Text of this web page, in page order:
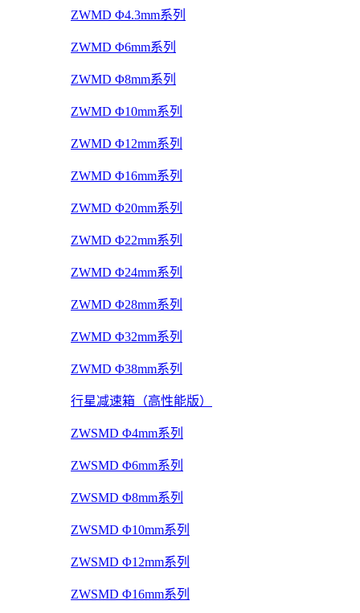
ZWMD Φ4.3mm系列
ZWMD Φ6mm系列
ZWMD Φ8mm系列
ZWMD Φ10mm系列
ZWMD Φ12mm系列
ZWMD Φ16mm系列
ZWMD Φ20mm系列
ZWMD Φ22mm系列
ZWMD Φ24mm系列
ZWMD Φ28mm系列
ZWMD Φ32mm系列
ZWMD Φ38mm系列
行星减速箱（高性能版）
ZWSMD Φ4mm系列
ZWSMD Φ6mm系列
ZWSMD Φ8mm系列
ZWSMD Φ10mm系列
ZWSMD Φ12mm系列
ZWSMD Φ16mm系列